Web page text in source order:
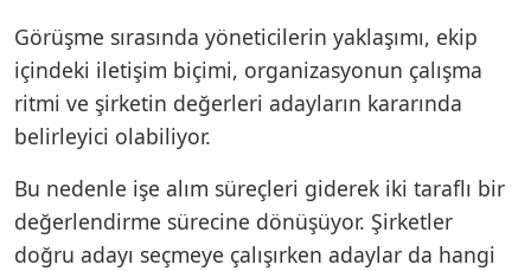
Görüşme sırasında yöneticilerin yaklaşımı, ekip
içindeki iletişim biçimi, organizasyonun çalışma
ritmi ve şirketin değerleri adayların kararında
belirleyici olabiliyor.
Bu nedenle işe alım süreçleri giderek iki taraflı bir
değerlendirme sürecine dönüşüyor. Şirketler
doğru adayı seçmeye çalışırken adaylar da hangi